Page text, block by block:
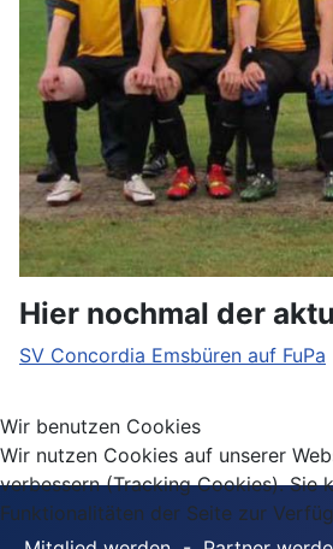
Hier nochmal der
SV Concordia Emsbüren auf FuPa
Wir benutzen Cookies
Wir nutzen Cookies auf unserer
verbessern (Tracking Cookies). Sie
Funktionalitäten der Seite zur